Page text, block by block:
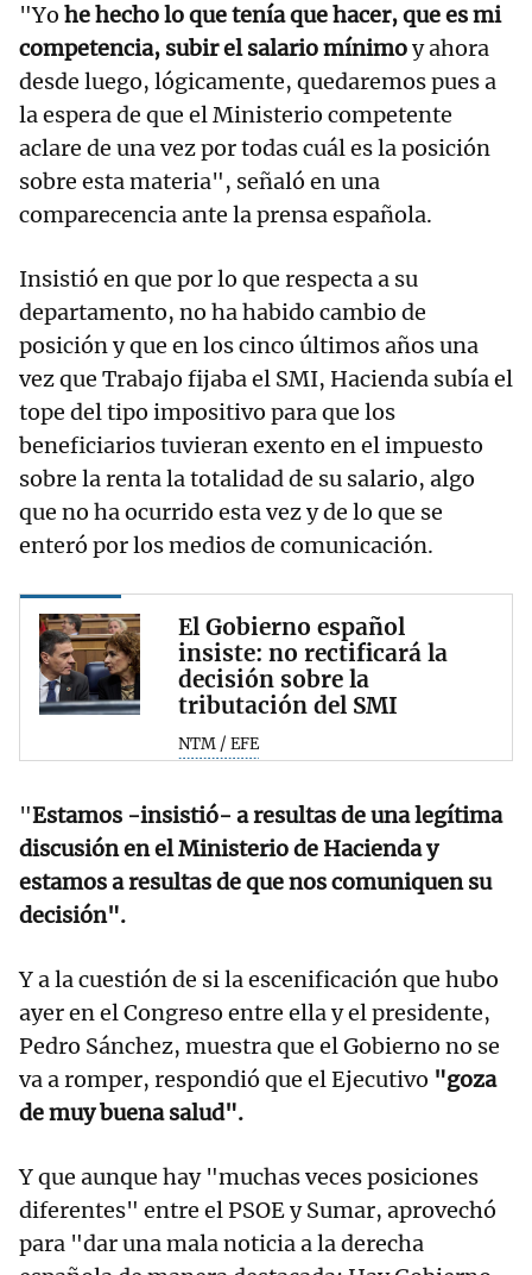
"Yo he hecho lo que tenía que hacer, que es mi
competencia, subir el salario mínimoy ahora
desde luego, lógicamente, quedaremos pues a
la espera de que el Ministerio competente
aclare de una vez por todas cuál es la posición
sobre esta materia", señaló en una
comparecencia ante la prensa española.
Insistió en que por lo que respecta a su
departamento, no ha habido cambio de
posición y que en los cinco últimos años una
vez que Trabajo fijaba el SMI, Hacienda subía el
tope del tipo impositivo para que los
beneficiarios tuvieran exento en el impuesto
sobre la renta la totalidad de su salario, algo
que no ha ocurrido esta vez y de lo que se
enteró por los medios de comunicación.
El Gobierno español
insiste: no rectificará la
decisión sobre la
tributación del SMI
NTM / EFE
"Estamos -insistió- a resultas de una legítima
discusión en el Ministerio de Hacienda y
estamos a resultas de que nos comuniquen su
decisión".
Y a la cuestión de si la escenificación que hubo
ayer en el Congreso entre ella y el presidente,
Pedro Sánchez, muestra que el Gobierno no se
va a romper, respondió que el Ejecutivo "goza
de muy buena salud".
Y que aunque hay "muchas veces posiciones
diferentes" entre el PSOE y Sumar, aprovechó
para "dar una mala noticia a la derecha